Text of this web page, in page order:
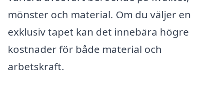
mönster och material. Om du väljer en
exklusiv tapet kan det innebära högre
kostnader för både material och
arbetskraft.